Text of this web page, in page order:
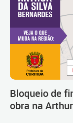
Bloqueio de
obra na